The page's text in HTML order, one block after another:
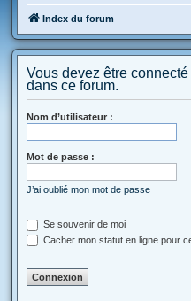
Index du forum
Vous devez être
dans ce forum.
Nom d’utilisateur :
Mot de passe :
J’ai oublié mon mot de passe
Se souvenir de moi
Cacher mon statut en ligne pour